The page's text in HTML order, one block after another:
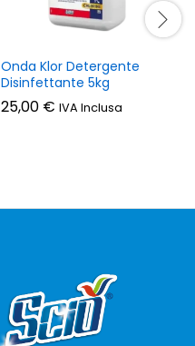
Onda Klor Detergente
Disinfettante 5kg
25,00 € IVA Inclusa